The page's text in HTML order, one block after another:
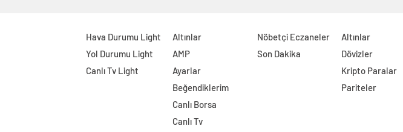
Hava Durumu Light
Yol Durumu Light
Canlı Tv Light
Altınlar
AMP
Ayarlar
Beğendiklerim
Canlı Borsa
Canlı Tv
Nöbetçi Eczaneler
Son Dakika
Altınlar
Dövizler
Kripto Paralar
Pariteler